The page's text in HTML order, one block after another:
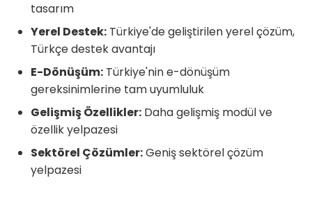
tasarım
Yerel Destek: Türkiye'de geliştirilen yerel çözüm,
Türkçe destek avantajı
E-Dönüşüm: Türkiye'nin e-dönüşüm
gereksinimlerine tam uyumluluk
Gelişmiş Özellikler: Daha gelişmiş modül ve
özellik yelpazesi
Sektörel Çözümler:Geniş sektörel çözüm
yelpazesi